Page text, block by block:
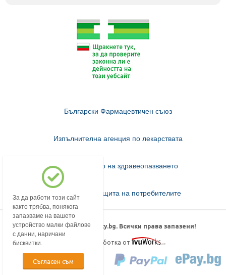
Български Фармацевтичен съюз
Изпълнителна агенция по лекарствата
Министерство на здравеопазването
Комисия за защита на потребителите
© 2018-2026 mypharmacy.bg. Всички права запазени!
Дизайн и изработка от
За да работи този сайт
както трябва, понякога
запазваме на вашето
устройство малки файлове
с данни, наричани
бисквитки.
Съгласен съм